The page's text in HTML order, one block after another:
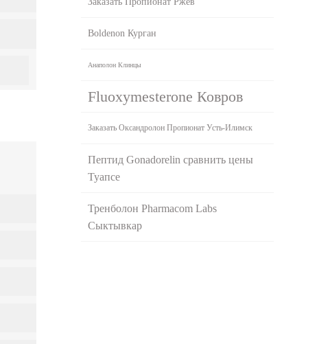
Boldenon Курган
Анаполон Клинцы
Fluoxymesterone Ковров
Заказать Оксандролон Пропионат Усть-Илимск
Пептид Gonadorelin сравнить цены
Туапсе
Тренболон Pharmacom Labs
Сыктывкар